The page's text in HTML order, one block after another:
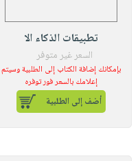
تطبيقات الذكاء الا
السعر غير متوفر
بإمكانك إضافة الكتاب إلى الطلبية وسيتم
إعلامك بالسعر فور توفره
أضف إلى الطلبية